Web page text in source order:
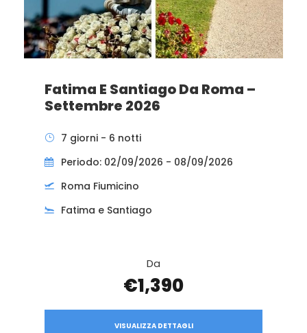
Fatima E Santiago Da Roma –
Settembre 2026
7 giorni - 6 notti
Periodo: 02/09/2026 - 08/09/2026
Roma Fiumicino
Fatima e Santiago
Da
€1,390
VISUALIZZA DETTAGLI